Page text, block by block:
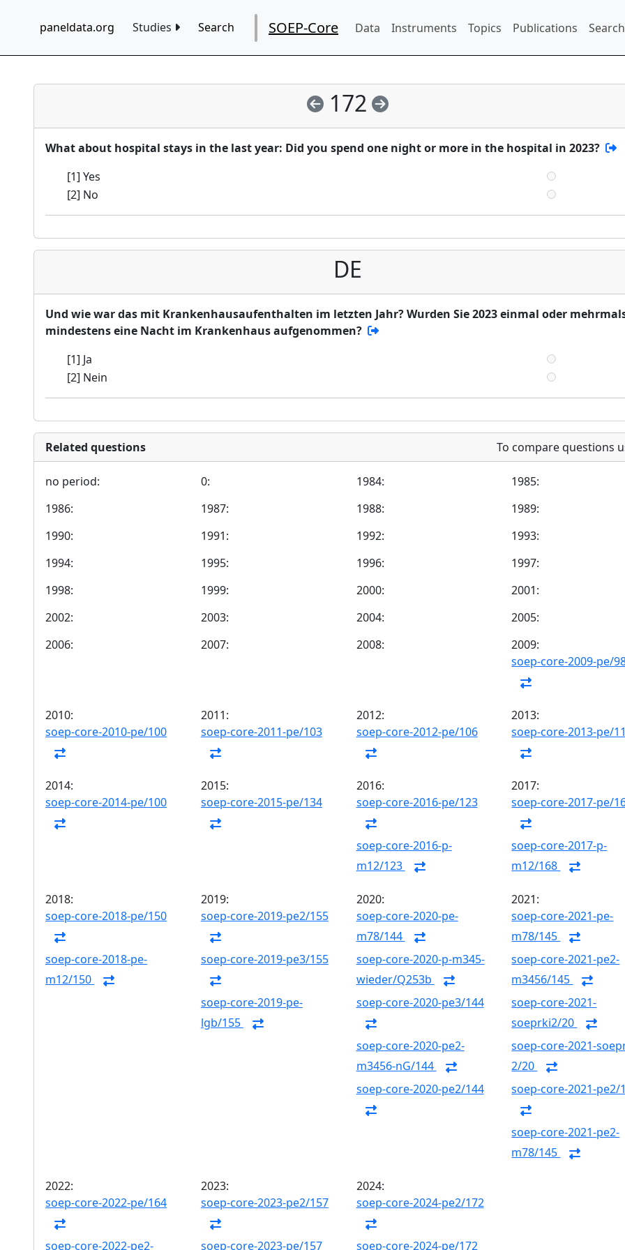
paneldata.org Studies Search SOEP-Core Data Instruments Topics Publications
172
What about hospital stays in the last year: Did you spend one night or more in the hospital in 2023?
[1] Yes
[2] No
DE
Und wie war das mit Krankenhausaufenthalten im letzten Jahr? Wurden Sie 2023 einmal oder
mindestens eine Nacht im Krankenhaus aufgenommen?
[1] Ja
[2] Nein
Related questions To compare questions
no period: 0: 1984:
1985:
1986:
1987: 1988:
1989:
1990:
1991: 1992:
1993:
1994:
1995: 1996:
1997:
1998:
1999: 2000:
2001:
2002:
2003: 2004:
2005:
2006:
2007: 2008:
2009:
soep-core-2009-pe/
2010:
soep-core-2010-pe/100
2011:
soep-core-2011-pe/103
2012:
soep-core-2012-pe/106
2013:
soep-core-2013-pe/
2014:
soep-core-2014-pe/100
2015:
soep-core-2015-pe/134
2016:
soep-core-2016-pe/123
soep-core-2016-p-
m12/123
2017:
soep-core-2017-pe/
soep-core-2017-p-
m12/168
2018:
soep-core-2018-pe/150
soep-core-2018-pe-
m12/150
2019:
soep-core-2019-pe2/155
soep-core-2019-pe3/155
soep-core-2019-pe-
lgb/155
2020:
soep-core-2020-pe-
m78/144
soep-core-2020-p-m345-
wieder/Q253b
soep-core-2020-pe3/144
soep-core-2020-pe2-
m3456-nG/144
soep-core-2020-pe2/144
2021:
soep-core-2021-pe-
m78/145
soep-core-2021-pe2-
m3456/145
soep-core-2021-
soeprki2/20
soep-core-2021-
2/20
soep-core-2021-pe2/
soep-core-2021-pe2-
m78/145
2022:
soep-core-2022-pe/164
soep-core-2022-pe2-
2023:
soep-core-2023-pe2/157
soep-core-2023-pe/157
2024:
soep-core-2024-pe2/172
soep-core-2024-pe/172